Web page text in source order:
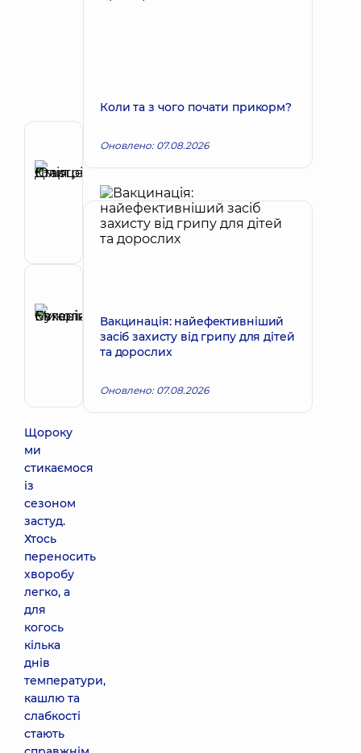
Автор
Старцева
Юлія
Дмитрівна
Педіатр;
Гастроентеролог
Запис до лікаря
Євгенія
Миколаївна
Запис до лікаря
Щороку
ми
стикаємося
із
сезоном
застуд.
Хтось
переносить
хворобу
легко, а
для
когось
кілька
днів
температури,
кашлю та
слабкості
стають
Коли та з чого почати прикорм?
Оновлено: 07.08.2026
Вакцинація: найефективніший
засіб захисту від грипу для дітей
та дорослих
Оновлено: 07.08.2026